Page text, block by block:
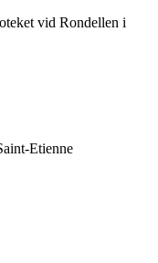
vid Rondellen i
Etienne